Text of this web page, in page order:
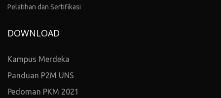
Pelatihan dan Sertifikasi
DOWNLOAD
Kampus Merdeka
Panduan P2M UNS
Pedoman PKM 2021